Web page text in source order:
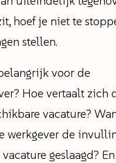
hoef je niet te
stellen.
voor de
Hoe vertaalt zich
vacature?
werkgever de
geslaagd? En